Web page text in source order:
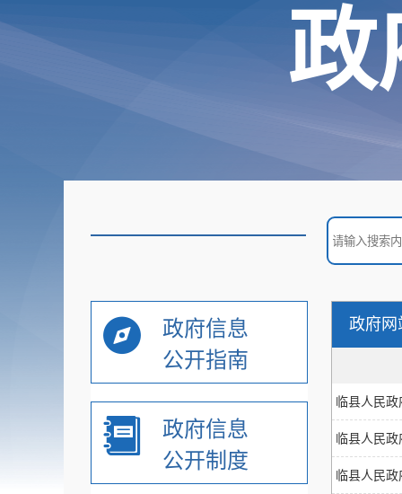
政
政府信息
公开指南
政府信息
公开制度
政府网
临县人民
临县人民
临县人民